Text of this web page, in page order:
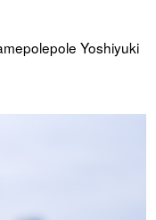
Takeharu Onuki
de café campeón
2024.
Yoshiyuki